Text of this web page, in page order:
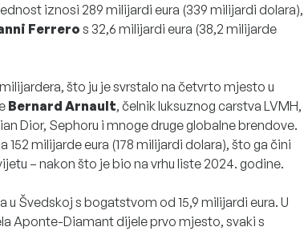
iznosi 289 milijardi eura (339 milijardi dolara),
Ferrero s 32,6 milijardi eura (38,2 milijarde
što ju je svrstalo na četvrto mjesto u
Bernard Arnault, čelnik luksuznog carstva LVMH,
Dior, Sephoru i mnoge druge globalne brendove.
milijarde eura (178 milijardi dolara), što ga čini
– nakon što je bio na vrhu liste 2024. godine.
Švedskoj s bogatstvom od 15,9 milijardi eura. U
Aponte-Diamant dijele prvo mjesto, svaki s